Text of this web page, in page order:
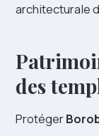
architecturale
des
Protéger